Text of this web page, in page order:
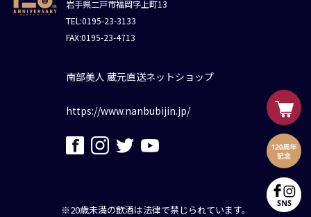
岩手県二戸市福岡字上町13
TEL:0195-23-3133
FAX:0195-23-4713
南部美人 蔵元直送ネットショップ
https://www.nanbubijin.jp/
※20歳未満の飲酒は法律で禁じられています。